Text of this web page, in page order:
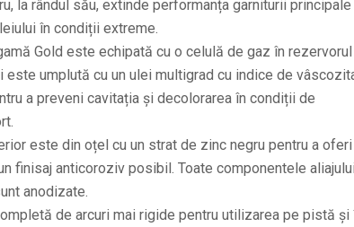
la rândul său, extinde performanța garniturii principale
în condiții extreme.
Gold este echipată cu o celulă de gaz în rezervorul
este umplută cu un ulei multigrad cu indice de
a preveni cavitația și decolorarea în condiții de
este din oțel cu un strat de zinc negru pentru a oferi
finisaj anticoroziv posibil. Toate componentele aliajului
anodizate.
de arcuri mai rigide pentru utilizarea pe pistă și